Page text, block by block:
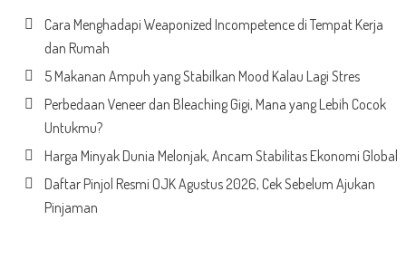
Cara Menghadapi Weaponized Incompetence di Tempat Kerja
dan Rumah
5 Makanan Ampuh yang Stabilkan Mood Kalau Lagi Stres
Perbedaan Veneer dan Bleaching Gigi, Mana yang Lebih Cocok
Untukmu?
Harga Minyak Dunia Melonjak, Ancam Stabilitas Ekonomi Global
Daftar Pinjol Resmi OJK Agustus 2026, Cek Sebelum Ajukan
Pinjaman